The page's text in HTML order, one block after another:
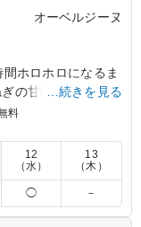
オーベルジーヌ
ホロホロになるま
の甘味が程よくマ
ーベルジーヌの定
ご用意しておりま
ウンよりご選択く
…続きを見る
料
12
（水）
13
（木）
◯ －